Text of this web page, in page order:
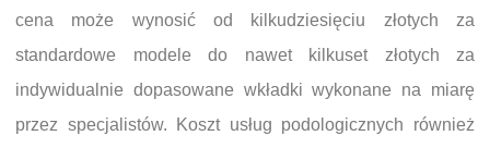
cena może wynosić od kilkudziesięciu złotych za
standardowe modele do nawet kilkuset złotych za
indywidualnie dopasowane wkładki wykonane na miarę
przez specjalistów. Koszt usług podologicznych również